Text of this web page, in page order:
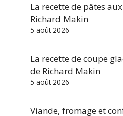
La recette de pâtes
Richard Makin
5 août 2026
La recette de coupe
de Richard Makin
5 août 2026
Viande, fromage et